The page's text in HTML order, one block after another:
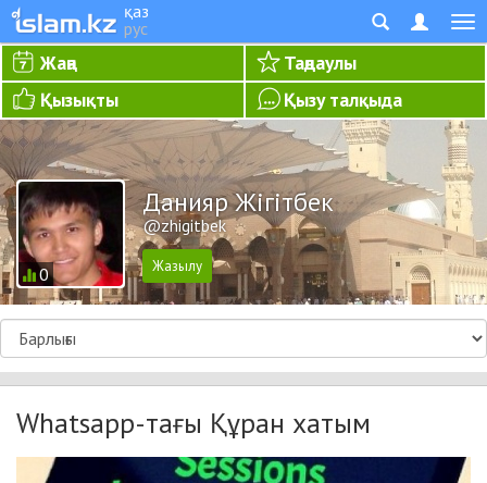
қаз
рус
Жаңа
Таңдаулы
Қызықты
Қызу талқыда
0
Данияр Жігітбек
@zhigitbek
Whatsapp-тағы Құран хатым